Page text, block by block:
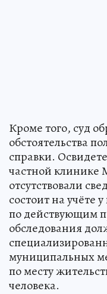
Кроме того, суд
обстоятельства
справки.
частной клинике
отсутствовали
состоит на учёте
по действующим
обследования
муниципальных
по месту
человека.